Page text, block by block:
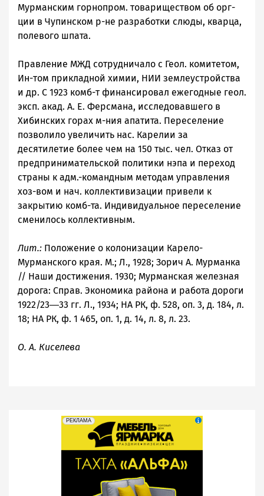
Мурманским горнопром. товариществом об орг-
ции в Чупинском р-не разработки слюды, кварца,
полевого шпата.
Правление МЖД сотрудничало с Геол. комитетом,
Ин-том прикладной химии, НИИ землеустройства
и др. С 1923 комб-т финансировал ежегодные геол.
эксп. акад. А. Е. Ферсмана, исследовавшего в
Хибинских горах м-ния апатита. Переселение
позволило увеличить нас. Карелии за
десятилетие более чем на 150 тыс. чел. Отказ от
предпринимательской политики нэпа и переход
страны к адм.-командным методам управления
хоз-вом и нач. коллективизации привели к
закрытию комб-та. Индивидуальное переселение
сменилось коллективным.
Лит.: Положение о колонизации Карело-
Мурманского края. М.; Л., 1928; Зорич А. Мурманка
// Наши достижения. 1930; Мурманская железная
дорога: Справ. Экономика района и работа дороги
1922/23―33 гг. Л., 1934; НА РК, ф. 528, оп. 3, д. 184, л.
18; НА РК, ф. 1 465, оп. 1, д. 14, л. 8, л. 23.
О. А. Киселева
erid: 2SDnjeFymr3
РЕКЛАМА
Реклама